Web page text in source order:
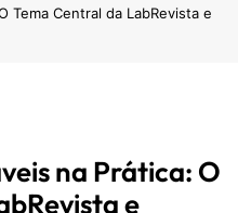
Tema Central da LabRevista e
na Prática: O
e